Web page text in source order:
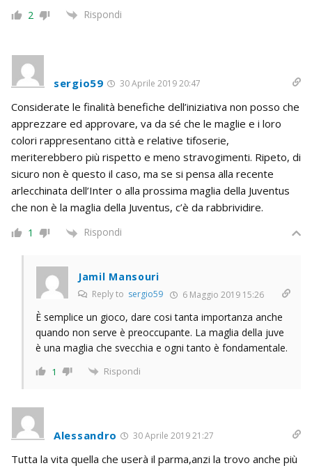
2 Rispondi
sergio59 30 Aprile 2019 20:47
Considerate le finalità benefiche dell’iniziativa non posso che
apprezzare ed approvare, va da sé che le maglie e i loro
colori rappresentano città e relative tifoserie,
meriterebbero più rispetto e meno stravogimenti. Ripeto, di
sicuro non è questo il caso, ma se si pensa alla recente
arlecchinata dell’Inter o alla prossima maglia della Juventus
che non è la maglia della Juventus, c’è da rabbrividire.
1 Rispondi
Jamil Mansouri
Reply to sergio59 6 Maggio 2019 15:26
È semplice un gioco, dare cosi tanta importanza anche
quando non serve è preoccupante. La maglia della juve
è una maglia che svecchia e ogni tanto è fondamentale.
1 Rispondi
Alessandro 30 Aprile 2019 21:27
Tutta la vita quella che userà il parma,anzi la trovo anche più